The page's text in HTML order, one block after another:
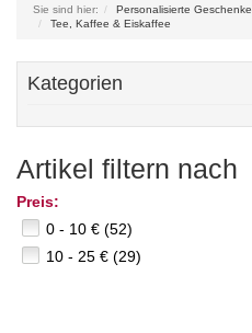
Sie sind hier: Personalisierte Geschenke
Tee, Kaffee & Eiskaffee
Kategorien
Artikel filtern nach
Preis:
0 - 10 € (52)
10 - 25 € (29)